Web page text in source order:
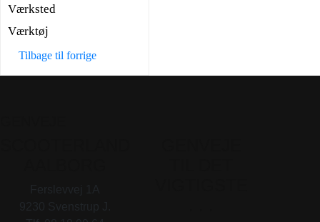
Værksted
Værktøj
Tilbage til forrige